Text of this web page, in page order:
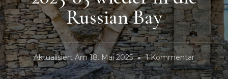
Russian Bay
Aktualisiert Am18. Mai 2025 1 KommentarZu
2025-